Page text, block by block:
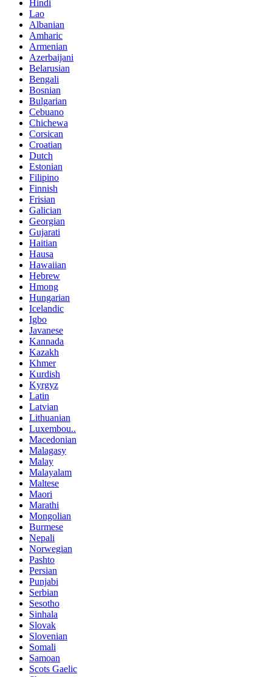
Hindi
Lao
Albanian
Amharic
Armenian
Azerbaijani
Belarusian
Bengali
Bosnian
Bulgarian
Cebuano
Chichewa
Corsican
Croatian
Dutch
Estonian
Filipino
Finnish
Frisian
Galician
Georgian
Gujarati
Haitian
Hausa
Hawaiian
Hebrew
Hmong
Hungarian
Icelandic
Igbo
Javanese
Kannada
Kazakh
Khmer
Kurdish
Kyrgyz
Latin
Latvian
Lithuanian
Luxembou..
Macedonian
Malagasy
Malay
Malayalam
Maltese
Maori
Marathi
Mongolian
Burmese
Nepali
Norwegian
Pashto
Persian
Punjabi
Serbian
Sesotho
Sinhala
Slovak
Slovenian
Somali
Samoan
Scots Gaelic